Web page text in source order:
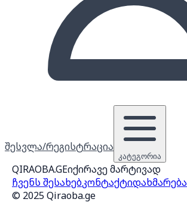
შესვლა/რეგისტრაცია
კატეგორია
QIRAOBA.GEიქირავე მარტივად
ჩვენს შესახებკონტაქტიდახმარება
© 2025 Qiraoba.ge